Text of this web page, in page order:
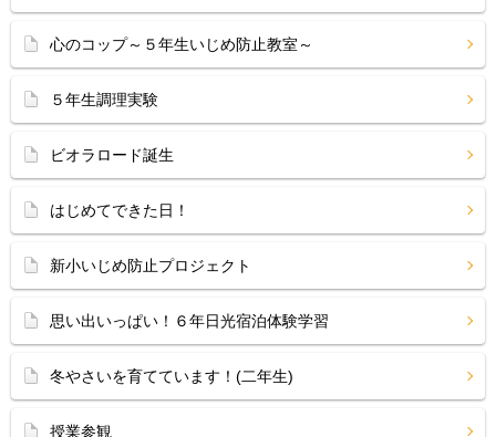
心のコップ～５年生いじめ防止教室～
５年生調理実験
ビオラロード誕生
はじめてできた日！
新小いじめ防止プロジェクト
思い出いっぱい！６年日光宿泊体験学習
冬やさいを育てています！(二年生)
授業参観